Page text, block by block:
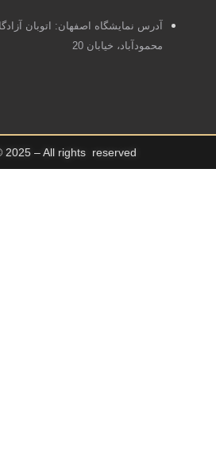
آدرس نمایشگاه اصفهان: اتوبان
محمودآباد، خیابان 20
2025 – All rights reserved.